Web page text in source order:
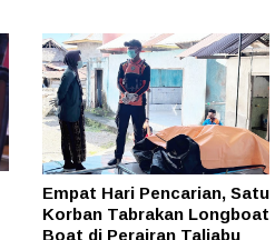
Empat Hari Pencarian, Satu
Korban Tabrakan Longboat
Boat di Perairan Taliabu